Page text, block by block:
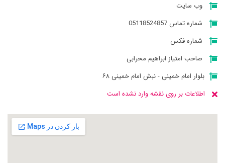
وب سایت
شماره تماس 05118524857
شماره فکس
صاحب امتیاز ابراهیم محرابی
بلوار امام خمینی - نبش امام خمینی ۶۸
اطلاعات بر روی نقشه وارد نشده است